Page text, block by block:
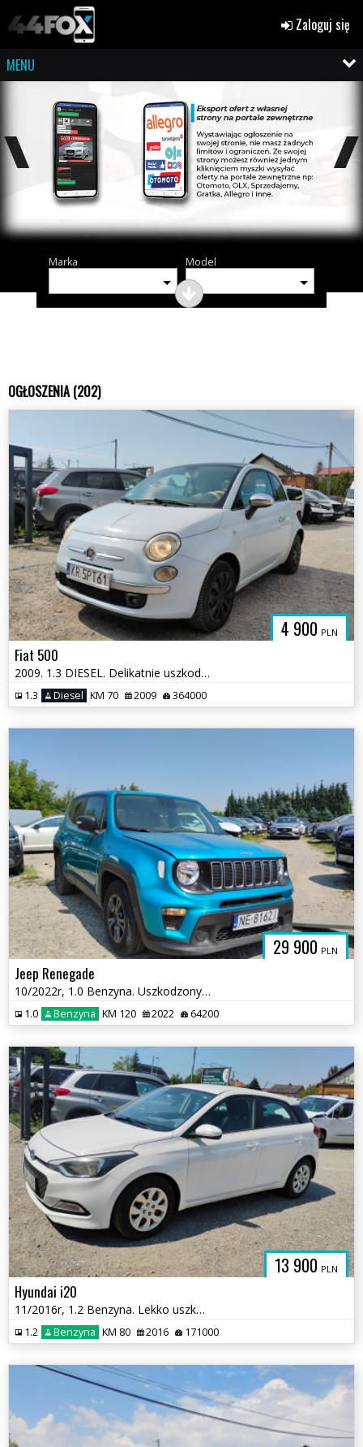
Zaloguj się
MENU
Marka Model
OGŁOSZENIA (202)
4 900 PLN
Fiat 500
2009. 1.3 DIESEL. Delikatnie uszkodzony tył. Jeździ
1.3 Diesel KM 70 2009 364000
29 900 PLN
Jeep Renegade
10/2022r, 1.0 Benzyna. Uszkodzony lewy bok. Pali.
1.0 Benzyna KM 120 2022 64200
13 900 PLN
Hyundai i20
11/2016r, 1.2 Benzyna. Lekko uszkodzony prawy bok. Jeździ.
1.2 Benzyna KM 80 2016 171000